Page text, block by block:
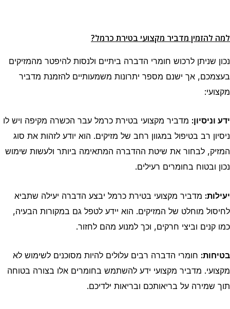
למה להזמין מדביר מקצועי בטירת כרמל?
נכון שניתן לרכוש חומרי הדברה ביתיים ולנסות להיפטר מהמזיקים
בעצמכם, אך ישנם מספר יתרונות משמעותיים להזמנת מדביר
מקצועי:
ידע וניסיון: מדביר מקצועי בטירת כרמל עבר הכשרה מקיפה ויש לו
ניסיון רב בטיפול במגוון רחב של מזיקים. הוא יודע לזהות את סוג
המזיק, לבחור את שיטת ההדברה המתאימה ביותר ולעשות שימוש
נכון ובטוח בחומרים רעילים.
יעילות: מדביר מקצועי בטירת כרמל יבצע הדברה יעילה שתביא
לחיסול מוחלט של המזיקים. הוא יידע לטפל גם במקורות הבעיה,
כמו קנים וביצי חרקים, וכך למנוע מהם לחזור.
בטיחות: חומרי הדברה רבים עלולים להיות מסוכנים לשימוש לא
מקצועי. מדביר מקצועי ידע להשתמש בחומרים אלו בצורה בטוחה
תוך שמירה על בריאותכם ובריאות ילדיכם.